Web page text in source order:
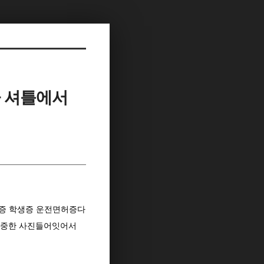
틀에서
학생증 운전면허증다
한 사진들어잇어서